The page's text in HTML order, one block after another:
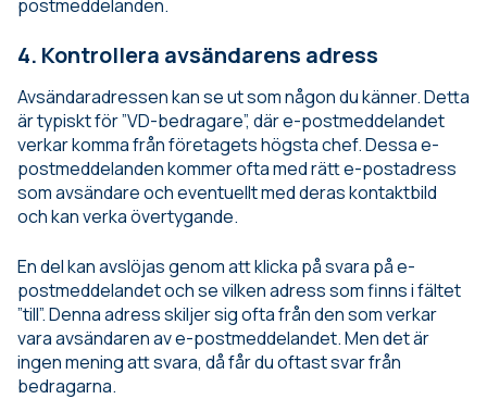
postmeddelanden.
4. Kontrollera avsändarens adress
Avsändaradressen kan se ut som någon du känner. Detta
är typiskt för ”VD-bedragare”, där e-postmeddelandet
verkar komma från företagets högsta chef. Dessa e-
postmeddelanden kommer ofta med rätt e-postadress
som avsändare och eventuellt med deras kontaktbild
och kan verka övertygande.
En del kan avslöjas genom att klicka på svara på e-
postmeddelandet och se vilken adress som finns i fältet
”till”. Denna adress skiljer sig ofta från den som verkar
vara avsändaren av e-postmeddelandet. Men det är
ingen mening att svara, då får du oftast svar från
bedragarna.